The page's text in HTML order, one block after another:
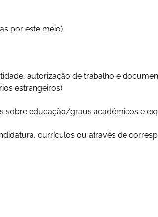
por este meio);
autorização de trabalho e
estrangeiros);
sobre educação/graus académicos e
currículos ou através de